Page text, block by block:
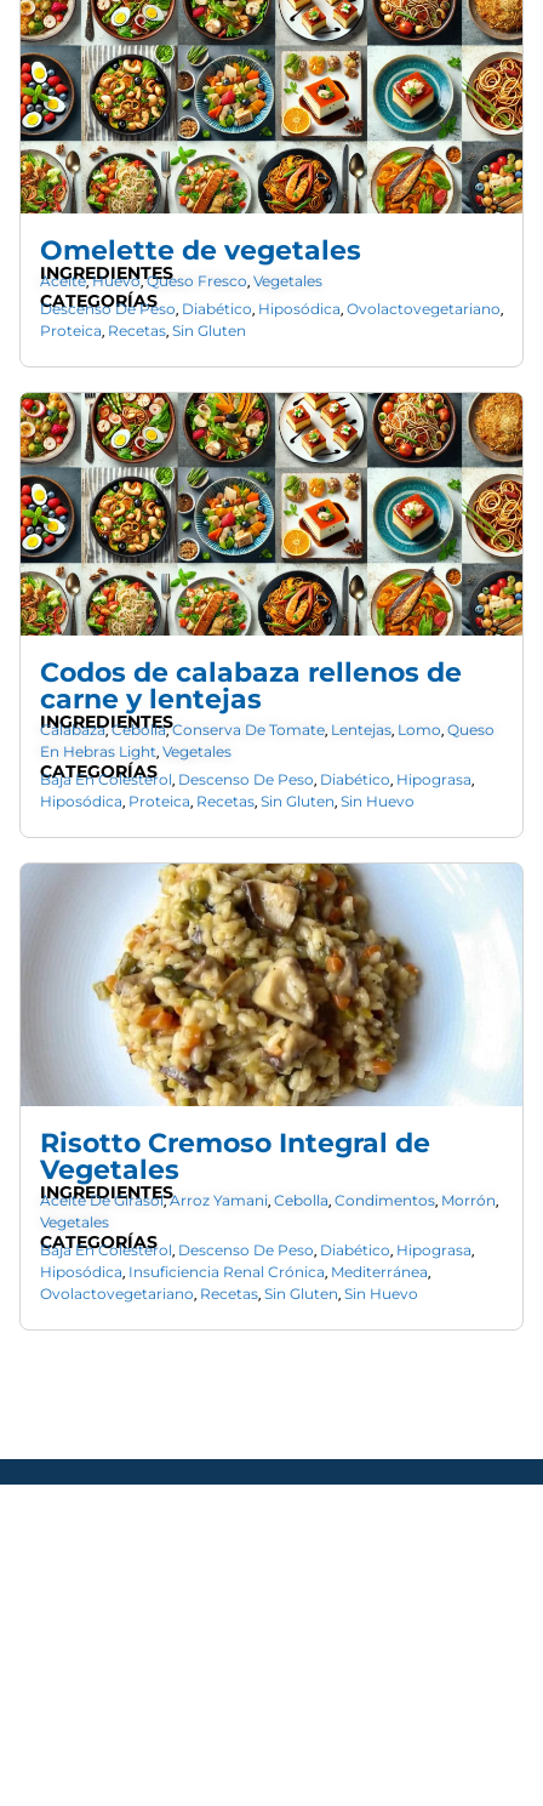
Omelette de vegetales
INGREDIENTES
Aceite,Huevo,Queso Fresco, Vegetales
CATEGORÍAS
Descenso De Peso, Diabético, Hiposódica, Ovolactovegetariano,
Proteica, Recetas, Sin Gluten
Codos de calabaza rellenos de
carne y lentejas
INGREDIENTES
Calabaza,Cebolla,Conserva De Tomate, Lentejas, Lomo, Queso
En Hebras Light, Vegetales
CATEGORÍAS
Baja En Colesterol, Descenso De Peso, Diabético, Hipograsa,
Hiposódica, Proteica, Recetas, Sin Gluten, Sin Huevo
Risotto Cremoso Integral de
Vegetales
INGREDIENTES
Aceite De Girasol,Arroz Yamani, Cebolla, Condimentos, Morrón,
Vegetales
CATEGORÍAS
Baja En Colesterol, Descenso De Peso, Diabético, Hipograsa,
Hiposódica, Insuficiencia Renal Crónica, Mediterránea,
Ovolactovegetariano, Recetas, Sin Gluten, Sin Huevo